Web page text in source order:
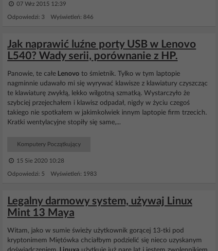
07 Wrz 2015 12:39
Odpowiedzi: 3 Wyświetleń: 846
Jak naprawić luźne porty USB w Lenovo
L540? Wady serii, porównanie z HP.
Panowie, te całe Lenovo to śmietnik. Tylko w tym laptopie
nagminnie udawało mi się wyrywać klawisze z klawiatury czyszcząc
te klawiaturę zwykłą, lekko wilgotną szmatką. Wystarczyło że
szybciej przejechałem i klawisz odpadał, nigdy w życiu czegoś
takiego nie spotkałem w jakimkolwiek innym laptopie firm trzecich.
Kratki wentylacyjne stopiły się same,...
Komputery Początkujący
15 Sie 2020 10:28
Odpowiedzi: 5 Wyświetleń: 1983
Legalny darmowy system, używaj Linux
Mint 13 Maya
Witam, jako w sumie świeży użytkownik gorącej 13-tki pod
kryptonimem Miętówka chciałbym podzielić się nieco uzyskanym